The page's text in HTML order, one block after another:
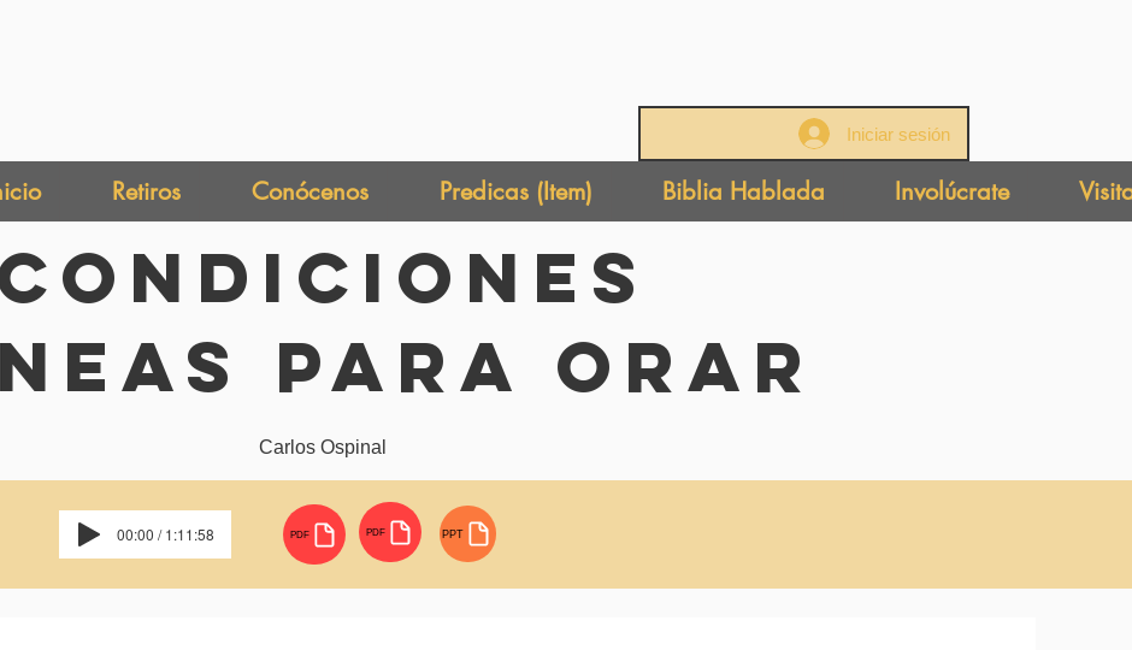
Para Orar
Carlos Ospinal
00:00 / 1:11:58 PDF PDF PPT
Retiros Conócenos Predicas (Item) Biblia Hablada Involúcrate
Iniciar sesión